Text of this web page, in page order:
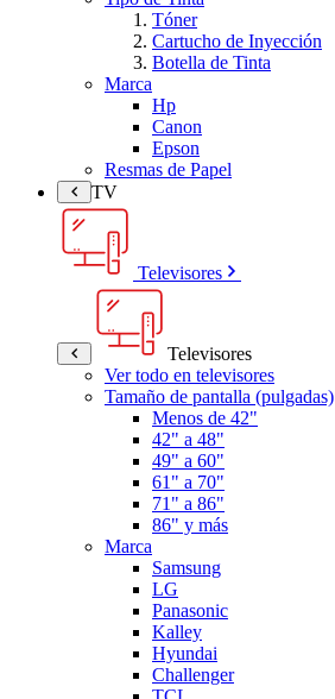
Tóner
Cartucho de Inyección
Botella de Tinta
Marca
Hp
Canon
Epson
Resmas de Papel
TV
Televisores
Televisores
Ver todo en televisores
Tamaño de pantalla (pulgadas)
Menos de 42"
42" a 48"
49" a 60"
61" a 70"
71" a 86"
86" y más
Marca
Samsung
LG
Panasonic
Kalley
Hyundai
Challenger